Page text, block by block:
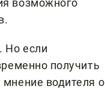
возможного
Но если
получить
водителя о